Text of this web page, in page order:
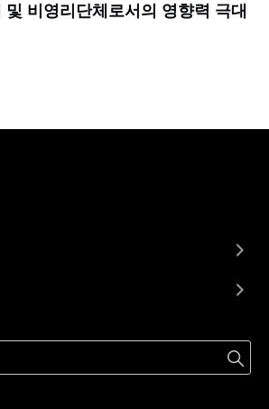
비영리단체로서의 영향력 극대
기